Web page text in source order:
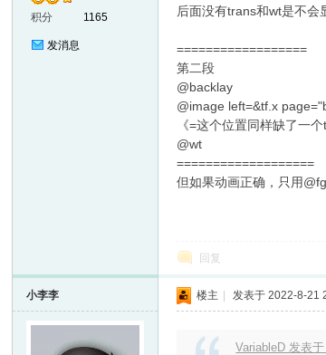
积分 1165
发消息
后面没有trans和wt是不会
==================
第二段
@backlay
@image left=&tf.x
《=这个位置同样缺了一
@wt
===================
但如果动画正确，只用
回复
小李李 楼主 发表于 2022-8-21
VariableD 发表